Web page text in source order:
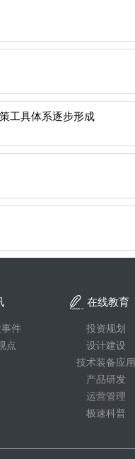
工具体系逐步形成
件
点
在线教育
投资规划
设计建设
技术装备应用
产品研发
运营管理
极速科普